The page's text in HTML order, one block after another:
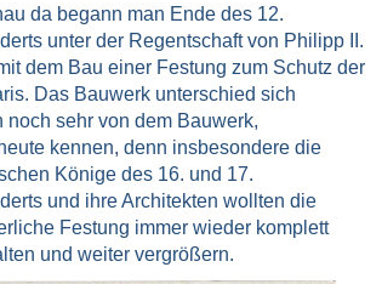
da begann man Ende des 12.
unter der Regentschaft von Philipp II.
dem Bau einer Festung zum Schutz der
Das Bauwerk unterschied sich
noch sehr von dem Bauwerk,
kennen, denn insbesondere die
Könige des 16. und 17.
und ihre Architekten wollten die
Festung immer wieder komplett
und weiter vergrößern.